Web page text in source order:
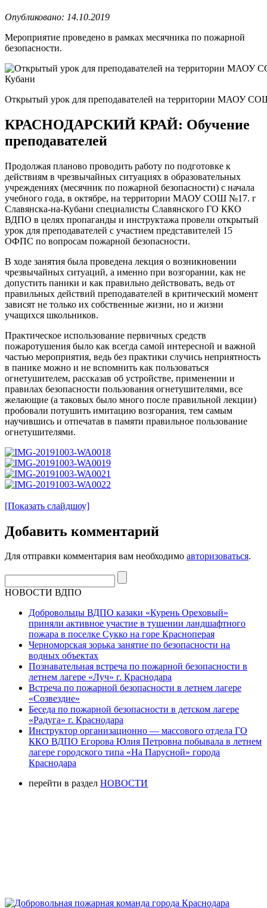
Опубликовано: 14.10.2019
Мероприятие проведено в рамках месячника по пожарной
безопасности.
Открытый урок для преподавателей на территории МАОУ
КРАСНОДАРСКИЙ КРАЙ: Обучение
преподавателей
Продолжая планово проводить работу по подготовке к
действиям в чрезвычайных ситуациях в образовательных
учреждениях (месячник по пожарной безопасности) с начала
учебного года, в октябре, на территории МАОУ СОШ №17. г
Славянска-на-Кубани специалисты Славянского ГО ККО
ВДПО в целях пропаганды и инструктажа провели открытый
урок для преподавателей с участием представителей 15
ОФПС по вопросам пожарной безопасности.
В ходе занятия была проведена лекция о возникновении
чрезвычайных ситуаций, а именно при возгорании, как не
допустить паники и как правильно действовать, ведь от
правильных действий преподавателей в критический момент
зависят не только их собственные жизни, но и жизни
учащихся школьников.
Практическое использование первичных средств
пожаротушения было как всегда самой интересной и важной
частью мероприятия, ведь без практики случись неприятность
в панике можно и не вспомнить как пользоваться
огнетушителем, рассказав об устройстве, применении и
правилах безопасности пользования огнетушителями, все
желающие (а таковых было много после правильной лекции)
пробовали потушить имитацию возгорания, тем самым
научившись и отпечатав в памяти правильное пользование
огнетушителями.
[Показать слайдшоу]
Добавить комментарий
Для отправки комментария вам необходимо авторизоваться.
НОВОСТИ ВДПО
Добровольцы ВДПО казаки «Курень Ореховый»
приняли активное участие в тушении ландшафтного
пожара в поселке Сукко на горе Красноперая
Черноморская зорька занятие по безопасности на
водных объектах
Познавательная встреча по пожарной безопасности в
летнем лагере «Луч» г. Краснодара
Встреча по пожарной безопасности в летнем лагере
«Созвездие»
Беседа по пожарной безопасности в детском лагере
«Радуга» г. Краснодара
Инструктор организационно — массового отдела ГО
ККО ВДПО Егорова Юлия Петровна побывала в летнем
лагере городского типа «На Парусной» города
Краснодара
перейти в раздел НОВОСТИ